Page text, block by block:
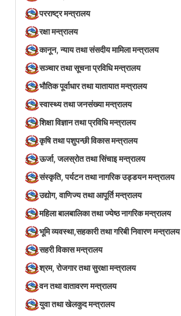
परराष्ट्र मन्त्रालय
रक्षा मन्त्रालय
कानून, न्याय तथा संसदीय मामिला मन्त्रालय
सञ्‍चार तथा सूचना प्रविधि मन्त्रालय
भौतिक पूर्वाधार तथा यातायात मन्त्रालय
स्वास्थ्य तथा जनसंख्या मन्त्रालय
शिक्षा विज्ञान तथा प्रविधि मन्त्रालय
कृषि तथा पशुपन्छी विकास मन्त्रालय
ऊर्जा, जलस्रोत तथा सिंचाइ मन्त्रालय
संस्कृति, पर्यटन तथा नागरिक उड्डयन मन्त्रालय
उद्योग, वाणिज्य तथा आपूर्ति मन्त्रालय
महिला बालबालिका तथा ज्येष्ठ नागरिक मन्त्रालय
भूमि व्यवस्था,सहकारी तथा गरिबी निवारण मन्त्रालय
सहरी विकास मन्त्रालय
श्रम, रोजगार तथा सुरक्षा मन्त्रालय
वन तथा वातावरण मन्त्रालय
युवा तथा खेलकुद मन्त्रालय